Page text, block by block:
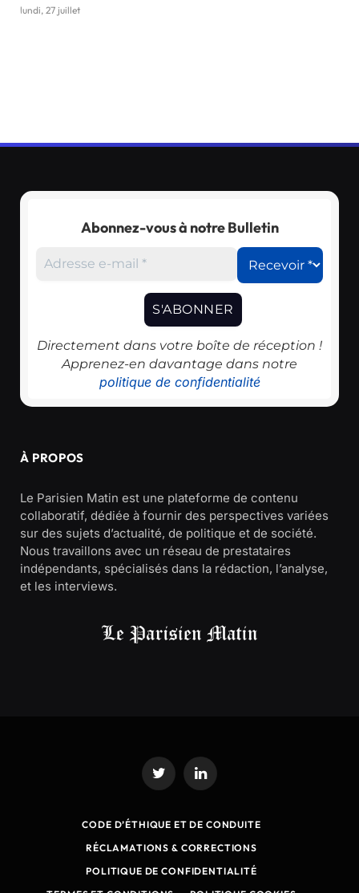
lundi, 27 juillet
Abonnez-vous à notre Bulletin
Directement dans votre boîte de réception !
Apprenez-en davantage dans notre
politique de confidentialité
À PROPOS
Le Parisien Matin est une plateforme de contenu
collaboratif, dédiée à fournir des perspectives variées
sur des sujets d’actualité, de politique et de société.
Nous travaillons avec un réseau de prestataires
indépendants, spécialisés dans la rédaction, l’analyse,
et les interviews.
Twitter LinkedIn
CODE D’ÉTHIQUE ET DE CONDUITE
RÉCLAMATIONS & CORRECTIONS
POLITIQUE DE CONFIDENTIALITÉ